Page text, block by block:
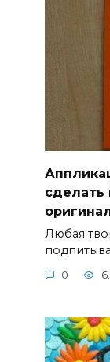
сделать
Любая
0